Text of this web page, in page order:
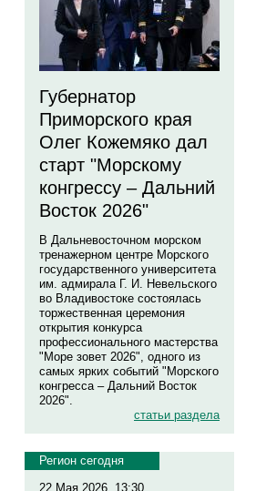
Губернатор
Приморского края
Олег Кожемяко дал
старт "Морскому
конгрессу – Дальний
Восток 2026"
В Дальневосточном морском
тренажерном центре Морского
государственного университета
им. адмирала Г. И. Невельского
во Владивостоке состоялась
торжественная церемония
открытия конкурса
профессионального мастерства
"Море зовет 2026", одного из
самых ярких событий "Морского
конгресса – Дальний Восток
2026".
статьи раздела
Регион сегодня
22 Мая 2026, 13:30